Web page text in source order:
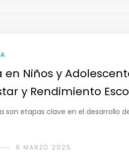
en Niños y
y Rendimiento
son etapas clave en el desarrollo
6 MARZO 2025